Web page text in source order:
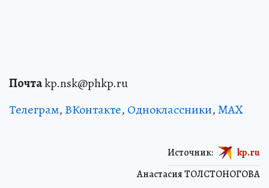
Почтаkp.nsk@phkp.ru
Телеграм, ВКонтакте, Одноклассники,MAX
Анастасия ТОЛСТОНОГОВА
Источник: kp.ru